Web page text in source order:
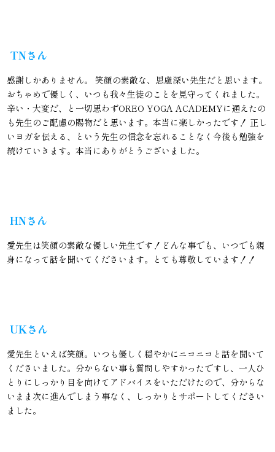
TNさん
感謝しかありません。 笑顔の素敵な、思慮深い先生だと思います。
おちゃめで優しく、いつも我々生徒のことを見守ってくれました。
辛い・大変だ、と一切思わずOREO YOGA ACADEMYに通えたの
も先生のご配慮の賜物だと思います。本当に楽しかったです！ 正し
いヨガを伝える、という先生の信念を忘れることなく今後も勉強を
続けていきます。本当にありがとうございました。
HNさん
愛先生は笑顔の素敵な優しい先生です！どんな事でも、いつでも親
身になって話を聞いてくださいます。とても尊敬しています！！
UKさん
愛先生といえば笑顔。いつも優しく穏やかにニコニコと話を聞いて
くださいました。分からない事も質問しやすかったですし、一人ひ
とりにしっかり目を向けてアドバイスをいただけたので、分からな
いまま次に進んでしまう事なく、しっかりとサポートしてください
ました。